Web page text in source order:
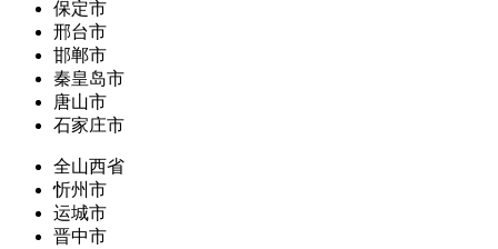
保定市
邢台市
邯郸市
秦皇岛市
唐山市
石家庄市
全山西省
忻州市
运城市
晋中市